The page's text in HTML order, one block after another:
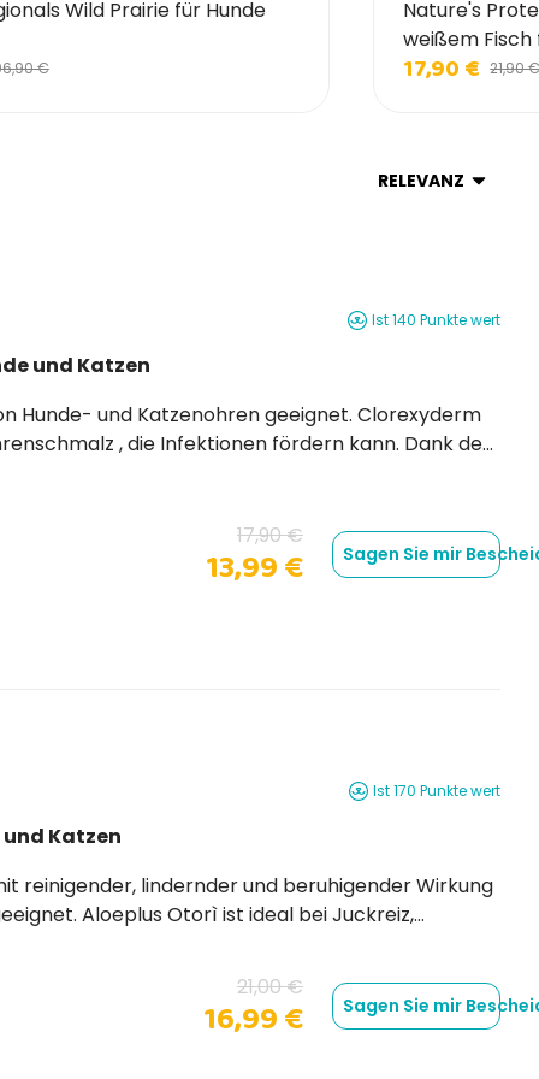
Wild Prairie für Hunde
€
Nature's
weißem Fisch
17,90 € 21,90 €
RELEVANZ
Ist 140 Punkte wert
und Katzen
17,90 €
13,99 € Sagen Sie mir
Ist 170 Punkte wert
Katzen
bei Juckreiz,
21,00 €
16,99 € Sagen Sie mir